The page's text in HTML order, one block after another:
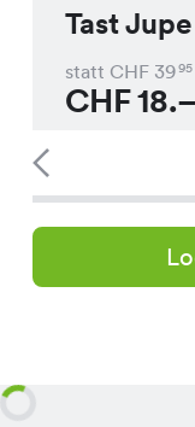
Tast Jupe
statt CHF 3995
CHF18.–